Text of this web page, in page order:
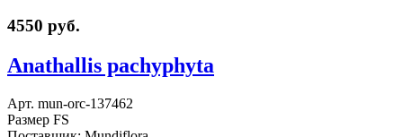
4550 руб.
Anathallis pachyphyta
Арт. mun-orc-137462
Размер FS